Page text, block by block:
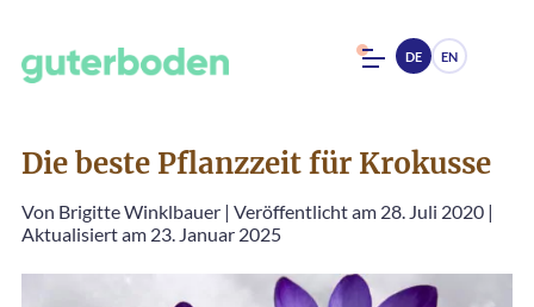
DE EN
Die beste Pflanzzeit für Krokusse
Von Brigitte Winklbauer | Veröffentlicht am 28. Juli 2020 |
Aktualisiert am 23. Januar 2025